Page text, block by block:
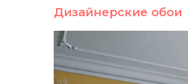
Дизайнерские обои